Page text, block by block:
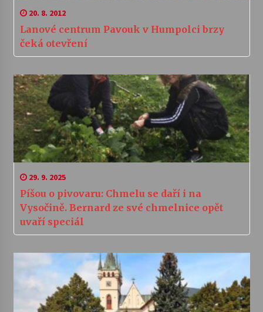
20. 8. 2012
Lanové centrum Pavouk v Humpolci brzy
čeká otevření
29. 9. 2025
Píšou o pivovaru: Chmelu se daří i na
Vysočině. Bernard ze své chmelnice opět
uvaří speciál